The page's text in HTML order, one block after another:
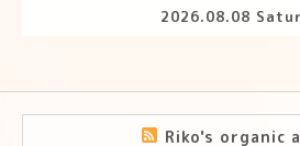
2026.08.08
Riko's organic